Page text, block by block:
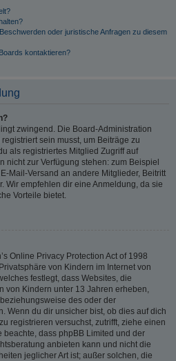
oder juristische Anfragen zu diesem
kontaktieren?
zwingend. Die Board-Administration
sein musst, um Beiträge zu
als registriertes Mitglied Zugriff auf
nicht zur Verfügung stehen: zum Beispiel
Mail-Versand an andere Mitglieder, Beitritt
Wir empfehlen dir eine Anmeldung, da sie
Vorteile bietet.
Online Privacy Protection Act of 1998
von Kindern im Internet von
festlegt, dass Websites, die
von Kindern unter 13 Jahren erheben,
des oder der
Wenn du dir unsicher bist, ob dies auf dich
registrieren versuchst, zutrifft, ziehe einen
beachte, dass phpBB Limited und der
anbieten kann und nicht die
jeglicher Art ist; außer solchen, die